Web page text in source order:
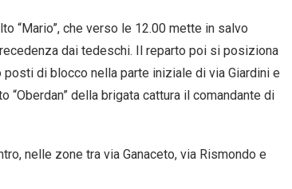
“Mario”, che verso le 12.00 mette in salvo
dai tedeschi. Il reparto poi si posiziona
di blocco nella parte iniziale di via Giardini e
della brigata cattura il comandante di
nelle zone tra via Ganaceto, via Rismondo e